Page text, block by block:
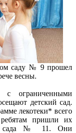
саду № 9 прошел
весны.
с ограниченными
детский сад.
лекотеки* всего
пришли их
сада № 11. Они